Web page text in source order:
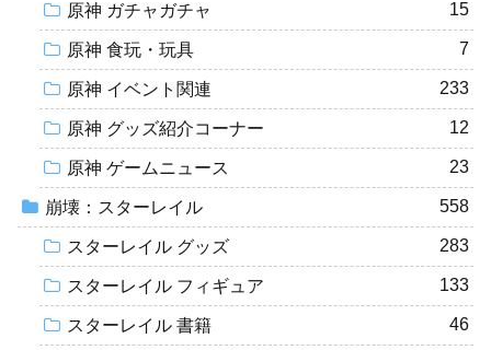
原神 ガチャガチャ 15
原神 食玩・玩具 7
原神 イベント関連 233
原神 グッズ紹介コーナー 12
原神 ゲームニュース 23
崩壊：スターレイル 558
スターレイル グッズ 283
スターレイル フィギュア 133
スターレイル 書籍 46